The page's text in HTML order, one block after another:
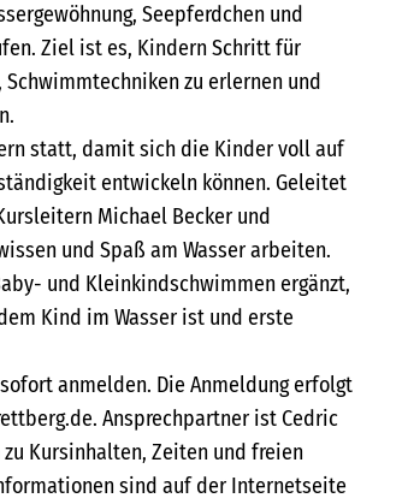
Seepferdchen und
Ziel ist es, Kindern Schritt für
zu erlernen und
statt, damit sich die Kinder voll auf
entwickeln können. Geleitet
Michael Becker und
und Spaß am Wasser arbeiten.
und Kleinkindschwimmen ergänzt,
Kind im Wasser ist und erste
anmelden. Die Anmeldung erfolgt
Ansprechpartner ist Cedric
Kursinhalten, Zeiten und freien
sind auf der Internetseite